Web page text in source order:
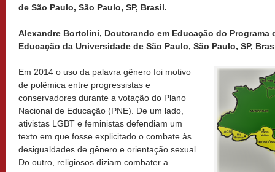
de São Paulo, São Paulo, SP, Brasil.
Alexandre Bortolini, Doutorando em Educação do Programa
Educação da Universidade de São Paulo, São Paulo, SP,
Em 2014 o uso da palavra gênero foi motivo
de polêmica entre progressistas e
conservadores durante a votação do Plano
Nacional de Educação (PNE). De um lado,
ativistas LGBT e feministas defendiam um
texto em que fosse explicitado o combate às
desigualdades de gênero e orientação sexual.
Do outro, religiosos diziam combater a